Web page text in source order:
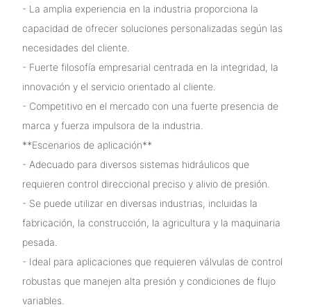
- La amplia experiencia en la industria proporciona la
capacidad de ofrecer soluciones personalizadas según las
necesidades del cliente.
- Fuerte filosofía empresarial centrada en la integridad, la
innovación y el servicio orientado al cliente.
- Competitivo en el mercado con una fuerte presencia de
marca y fuerza impulsora de la industria.
**Escenarios de aplicación**
- Adecuado para diversos sistemas hidráulicos que
requieren control direccional preciso y alivio de presión.
- Se puede utilizar en diversas industrias, incluidas la
fabricación, la construcción, la agricultura y la maquinaria
pesada.
- Ideal para aplicaciones que requieren válvulas de control
robustas que manejen alta presión y condiciones de flujo
variables.